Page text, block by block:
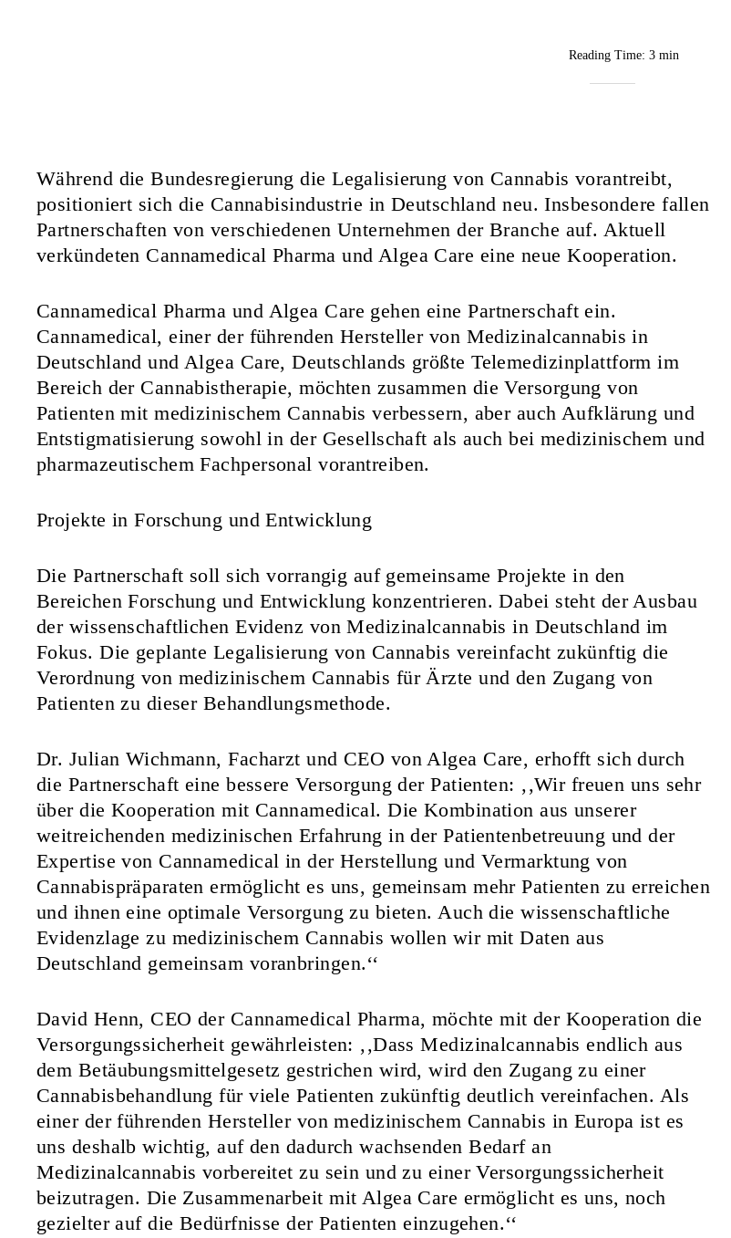
Reading Time: 3 min
Während die Bundesregierung die Legalisierung von Cannabis vorantreibt,
positioniert sich die Cannabisindustrie in Deutschland neu. Insbesondere fallen
Partnerschaften von verschiedenen Unternehmen der Branche auf. Aktuell
verkündeten Cannamedical Pharma und Algea Care eine neue Kooperation.
Cannamedical Pharma und Algea Care gehen eine Partnerschaft ein.
Cannamedical, einer der führenden Hersteller von Medizinalcannabis in
Deutschland und Algea Care, Deutschlands größte Telemedizinplattform im
Bereich der Cannabistherapie, möchten zusammen die Versorgung von
Patienten mit medizinischem Cannabis verbessern, aber auch Aufklärung und
Entstigmatisierung sowohl in der Gesellschaft als auch bei medizinischem und
pharmazeutischem Fachpersonal vorantreiben.
Projekte in Forschung und Entwicklung
Die Partnerschaft soll sich vorrangig auf gemeinsame Projekte in den
Bereichen Forschung und Entwicklung konzentrieren. Dabei steht der Ausbau
der wissenschaftlichen Evidenz von Medizinalcannabis in Deutschland im
Fokus. Die geplante Legalisierung von Cannabis vereinfacht zukünftig die
Verordnung von medizinischem Cannabis für Ärzte und den Zugang von
Patienten zu dieser Behandlungsmethode.
Dr. Julian Wichmann, Facharzt und CEO von Algea Care, erhofft sich durch
die Partnerschaft eine bessere Versorgung der Patienten: ‚‚Wir freuen uns sehr
über die Kooperation mit Cannamedical. Die Kombination aus unserer
weitreichenden medizinischen Erfahrung in der Patientenbetreuung und der
Expertise von Cannamedical in der Herstellung und Vermarktung von
Cannabispräparaten ermöglicht es uns, gemeinsam mehr Patienten zu erreichen
und ihnen eine optimale Versorgung zu bieten. Auch die wissenschaftliche
Evidenzlage zu medizinischem Cannabis wollen wir mit Daten aus
Deutschland gemeinsam voranbringen.‘‘
David Henn, CEO der Cannamedical Pharma, möchte mit der Kooperation die
Versorgungssicherheit gewährleisten: ‚‚Dass Medizinalcannabis endlich aus
dem Betäubungsmittelgesetz gestrichen wird, wird den Zugang zu einer
Cannabisbehandlung für viele Patienten zukünftig deutlich vereinfachen. Als
einer der führenden Hersteller von medizinischem Cannabis in Europa ist es
uns deshalb wichtig, auf den dadurch wachsenden Bedarf an
Medizinalcannabis vorbereitet zu sein und zu einer Versorgungssicherheit
beizutragen. Die Zusammenarbeit mit Algea Care ermöglicht es uns, noch
gezielter auf die Bedürfnisse der Patienten einzugehen.‘‘